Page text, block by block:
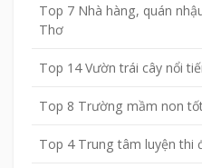
Top 7 Nhà hàng, quán
Thơ
Top 14 Vườn trái cây nổi
Top 8 Trường mầm non
Top 4 Trung tâm luyện thi